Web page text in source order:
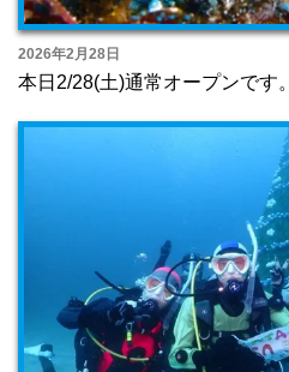
2026年2月28日
本日2/28(土)通常オープンです。